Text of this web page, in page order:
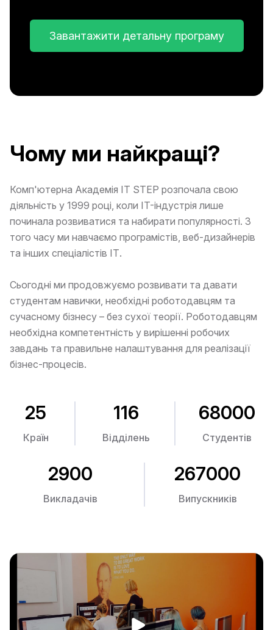
Завантажити детальну програму
Чому ми найкращі?
Комп'ютерна Академія IT STEP розпочала свою
діяльність у 1999 році, коли IT-індустрія лише
починала розвиватися та набирати популярності. З
того часу ми навчаємо програмістів, веб-дизайнерів
та інших спеціалістів ІТ.
Сьогодні ми продовжуємо розвивати та давати
студентам навички, необхідні роботодавцям та
сучасному бізнесу – без сухої теорії. Роботодавцям
необхідна компетентність у вирішенні робочих
завдань та правильне налаштування для реалізації
бізнес-процесів.
25
Країн
116
Відділень
68000
Студентів
2900
Викладачів
267000
Випускників